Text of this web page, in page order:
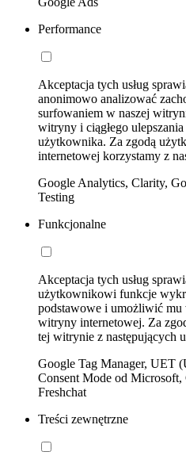
Performance
Akceptacja tych usług
anonimowo analizować
surfowaniem w naszej
witryny i ciągłego
użytkownika. Za zgodą
internetowej korzystamy z
Google Analytics, Clarity,
Testing
Funkcjonalne
Akceptacja tych usług
użytkownikowi funkcje
podstawowe i umożliwić mu
witryny internetowej. Za
tej witrynie z następujących
Google Tag Manager, UET
Consent Mode od
Freshchat
Treści zewnętrzne